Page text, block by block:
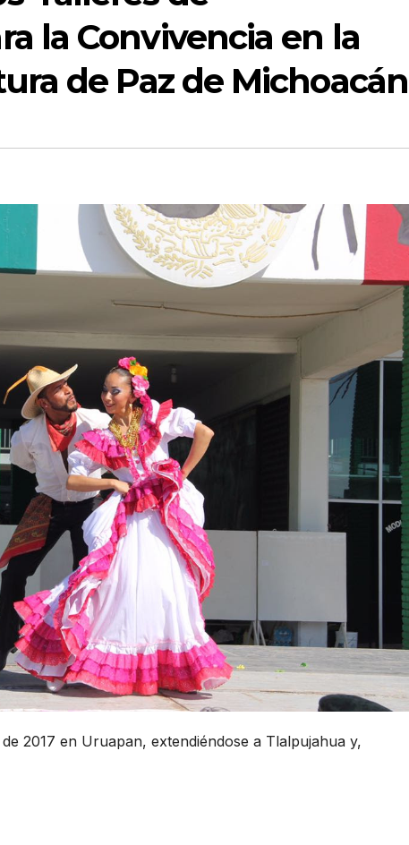
la Convivencia en la
de Paz de Michoacán
2017 en Uruapan, extendiéndose a Tlalpujahua y,